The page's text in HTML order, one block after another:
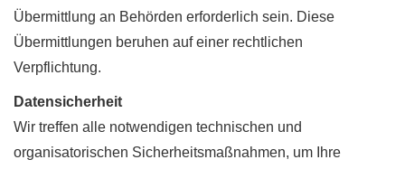
Übermittlung an Behörden erforderlich sein. Diese
Übermittlungen beruhen auf einer rechtlichen
Verpflichtung.
Datensicherheit
Wir treffen alle notwendigen technischen und
organisatorischen Sicherheitsmaßnahmen, um Ihre